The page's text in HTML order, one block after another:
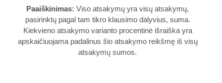
Paaiškinimas: Viso atsakymų yra visų atsakymų,
pasirinktų pagal tam tikro klausimo dalyvius, suma.
Kiekvieno atsakymo varianto procentinė išraiška yra
apskaičiuojama padalinus šio atsakymo reikšmę iš visų
atsakymų sumos.